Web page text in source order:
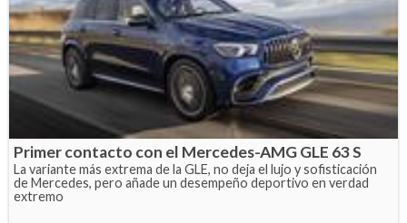
Primer contacto con el Mercedes-AMG GLE 63 S
La variante más extrema de la GLE, no deja el lujo y sofisticación
de Mercedes, pero añade un desempeño deportivo en verdad
extremo